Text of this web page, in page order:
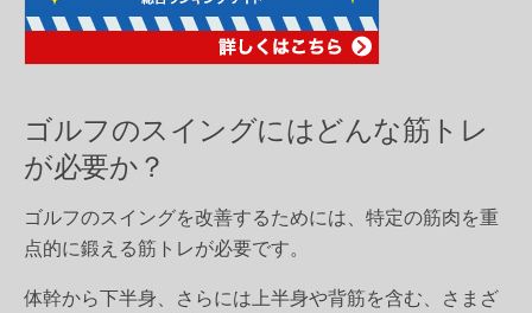
ゴルフのスイングにはどんな筋トレ
が必要か？
ゴルフのスイングを改善するためには、特定の筋肉を重
点的に鍛える筋トレが必要です。
体幹から下半身、さらには上半身や背筋を含む、さまざ